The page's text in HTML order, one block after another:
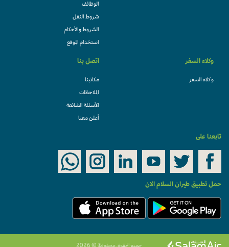
الوظائف
شروط النقل
الشروط والأحكام
استخدام الموقع
وكلاء السفر
وكلاء السفر
اتصل بنا
مكاتبنا
الملاحظات
الأسئلة الشائعة
أعلن معنا
تابعنا على
حمل تطبيق طيران السلام الان
جميع الحقوق محفوظة © 2026